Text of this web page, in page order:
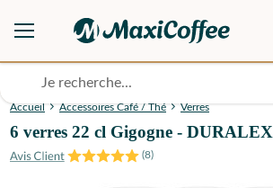
Accueil Accessoires Café / Thé Verres
6 verres 22 cl Gigogne - DURALEX
(8)